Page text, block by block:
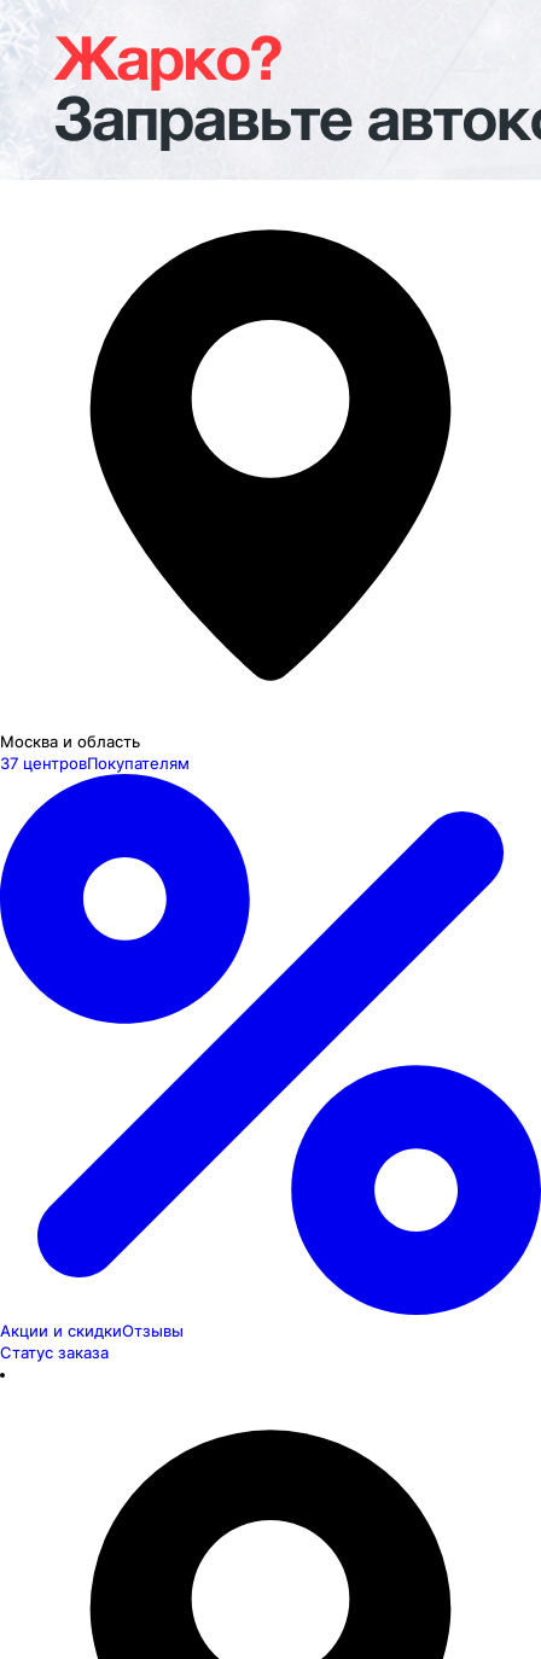
Москва и область
37 центровПокупателям
Акции и скидкиОтзывы
Статус заказа